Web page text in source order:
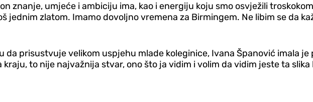
znanje, umjeće i ambiciju ima, kao i energiju koju smo osvježili
jednim zlatom. Imamo dovoljno vremena za Birmingem. Ne libim se da
da prisustvuje velikom uspjehu mlade koleginice, Ivana Španović imala
to nije najvažnija stvar, ono što ja vidim i volim da vidim jeste ta